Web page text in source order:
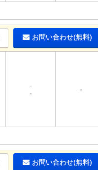
お問い合わせ(無料)
-
-
-
お問い合わせ(無料)